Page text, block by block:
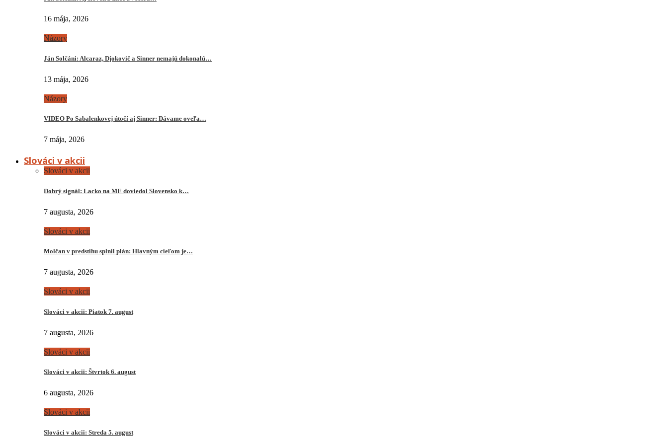
16 mája, 2026
Názory
Ján Solčáni: Alcaraz, Djokovič a Sinner nemajú dokonalú…
13 mája, 2026
Názory
VIDEO Po Sabalenkovej útočí aj Sinner: Dávame oveľa…
7 mája, 2026
Slováci v akcii
Slováci v akcii
Dobrý signál: Lacko na ME doviedol Slovensko k…
7 augusta, 2026
Slováci v akcii
Molčan v predstihu splnil plán: Hlavným cieľom je…
7 augusta, 2026
Slováci v akcii
Slováci v akcii: Piatok 7. august
7 augusta, 2026
Slováci v akcii
Slováci v akcii: Štvrtok 6. august
6 augusta, 2026
Slováci v akcii
Slováci v akcii: Streda 5. august